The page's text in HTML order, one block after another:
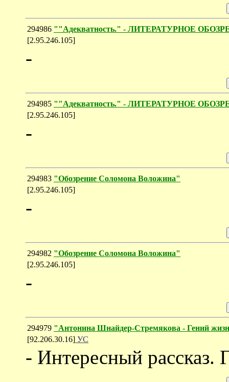
294986 ""Адекватность." - ЛИТЕРАТУРНОЕ
[2.95.246.105]
-
294985 ""Адекватность." - ЛИТЕРАТУРНОЕ
[2.95.246.105]
-
294983 "Обозрение Соломона Воложина"
[2.95.246.105]
-
294982 "Обозрение Соломона Воложина"
[2.95.246.105]
-
294979 "Антонина Шнайдер-Стремякова - Гений
[92.206.30.16] УС
- Интересный рассказ.